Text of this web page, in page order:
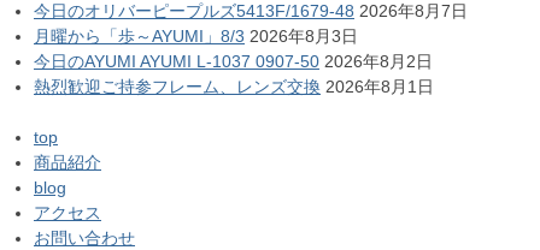
今日のオリバーピープルズ5413F/1679-48 2026年8月7日
月曜から「歩～AYUMI」8/3 2026年8月3日
今日のAYUMI AYUMI L-1037 0907-50 2026年8月2日
熱烈歓迎ご持参フレーム、レンズ交換 2026年8月1日
top
商品紹介
blog
アクセス
お問い合わせ